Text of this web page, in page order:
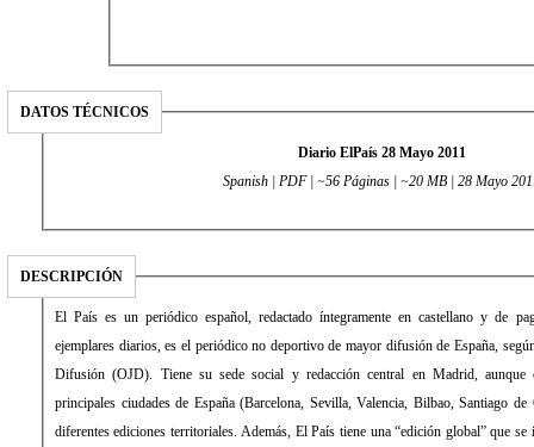
DATOS TÉCNICOS
Diario ElPaís 28 Mayo 2011
Spanish | PDF | ~56 Páginas | ~20 MB | 28 Mayo
DESCRIPCIÓN
El País es un periódico español, redactado íntegramente en castellano y de pago. Con una media de 431.034
ejemplares diarios, es el periódico no deportivo de mayor difusión de España, según la Oficina de Justificación de la
Difusión (OJD). Tiene su sede social y redacción central en Madrid, aunque cuenta con delegaciones en las
principales ciudades de España (Barcelona, Sevilla, Valencia, Bilbao, Santiago de Compostela) desde las que edita
diferentes ediciones territoriales. Además, El País tiene una “edición global” que se imprime y distribuye en América